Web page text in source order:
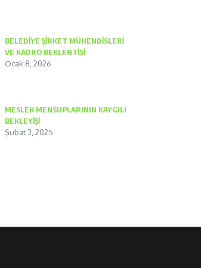
BELEDİYE ŞİRKET MÜHENDİSLERİ
VE KADRO BEKLENTİSİ
Ocak 8, 2026
MESLEK MENSUPLARININ KAYGILI
BEKLEYİŞİ
Şubat 3, 2025